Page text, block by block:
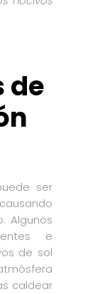
de
ser
Algunos
e
de sol
caldear